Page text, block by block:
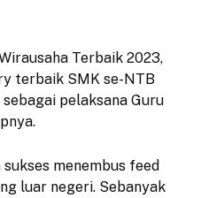
Terbaik 2023,
terbaik SMK se-NTB
pelaksana Guru
menembus feed
luar negeri. Sebanyak